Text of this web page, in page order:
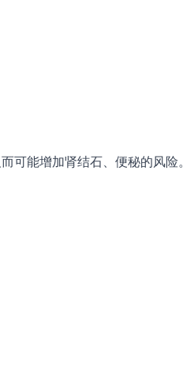
可能增加肾结石、便秘的风险。